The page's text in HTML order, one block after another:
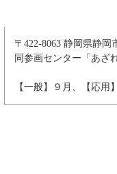
〒422-8063 静岡県静
同参画センター「あざ
【一般】９月、【応用